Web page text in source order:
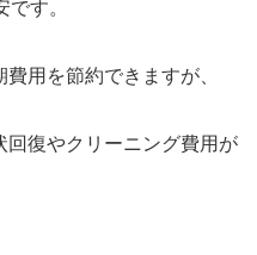
す。
用を節約できますが、
回復やクリーニング費用が